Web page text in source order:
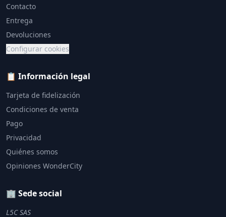
Contacto
Entrega
Devoluciones
Configurar cookies
📋 Información legal
Tarjeta de fidelización
Condiciones de venta
Pago
Privacidad
Quiénes somos
Opiniones WonderCity
🏢 Sede social
L5C SAS